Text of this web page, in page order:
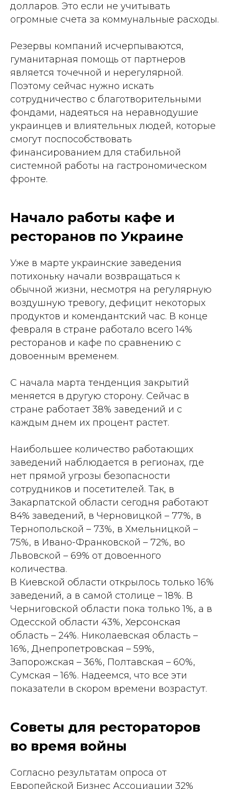
долларов. Это если не учитывать
огромные счета за коммунальные расходы.
Резервы компаний исчерпываются,
гуманитарная помощь от партнеров
является точечной и нерегулярной.
Поэтому сейчас нужно искать
сотрудничество с благотворительными
фондами, надеяться на неравнодушие
украинцев и влиятельных людей, которые
смогут поспособствовать
финансированием для стабильной
системной работы на гастрономическом
фронте.
Начало работы кафе и
ресторанов по Украине
Уже в марте украинские заведения
потихоньку начали возвращаться к
обычной жизни, несмотря на регулярную
воздушную тревогу, дефицит некоторых
продуктов и комендантский час. В конце
февраля в стране работало всего 14%
ресторанов и кафе по сравнению с
довоенным временем.
С начала марта тенденция закрытий
меняется в другую сторону. Сейчас в
стране работает 38% заведений и с
каждым днем их процент растет.
Наибольшее количество работающих
заведений наблюдается в регионах, где
нет прямой угрозы безопасности
сотрудников и посетителей. Так, в
Закарпатской области сегодня работают
84% заведений, в Черновицкой – 77%, в
Тернопольской – 73%, в Хмельницкой –
75%, в Ивано-Франковской – 72%, во
Львовской – 69% от довоенного
количества.
В Киевской области открылось только 16%
заведений, а в самой столице – 18%. В
Черниговской области пока только 1%, а в
Одесской области 43%, Херсонская
область – 24%. Николаевская область –
16%, Днепропетровская – 59%,
Запорожская – 36%, Полтавская – 60%,
Сумская – 16%. Надеемся, что все эти
показатели в скором времени возрастут.
Советы для рестораторов
во время войны
Согласно результатам опроса от
Европейской Бизнес Ассоциации 32%